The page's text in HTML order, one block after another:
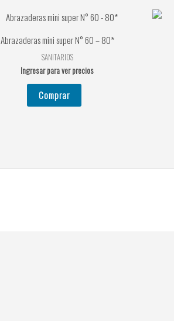
Abrazaderas mini super N° 60 – 80*
SANITARIOS
Ingresar para ver precios
Comprar